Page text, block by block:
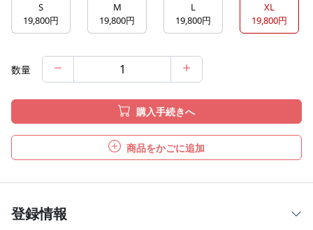
S
19,800円
M
19,800円
L
19,800円
XL
19,800円
数量
購入手続きへ
商品をかごに追加
登録情報